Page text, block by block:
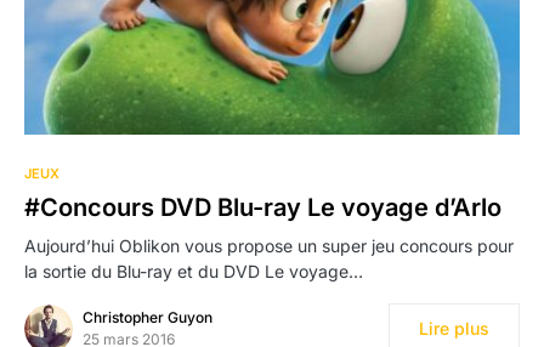
JEUX
#Concours DVD Blu-ray Le voyage d’Arlo
Aujourd’hui Oblikon vous propose un super jeu concours pour
la sortie du Blu-ray et du DVD Le voyage…
Christopher Guyon
25 mars 2016
Lire plus